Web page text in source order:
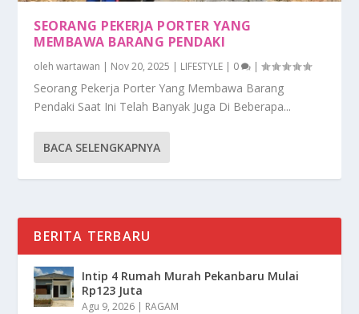
SEORANG PEKERJA PORTER YANG
MEMBAWA BARANG PENDAKI
olehwartawan | Nov 20, 2025 | LIFESTYLE | 0 |
Seorang Pekerja Porter Yang Membawa Barang
Pendaki Saat Ini Telah Banyak Juga Di Beberapa...
BACA SELENGKAPNYA
BERITA TERBARU
Intip 4 Rumah Murah Pekanbaru Mulai
Rp123 Juta
Agu 9, 2026 | RAGAM